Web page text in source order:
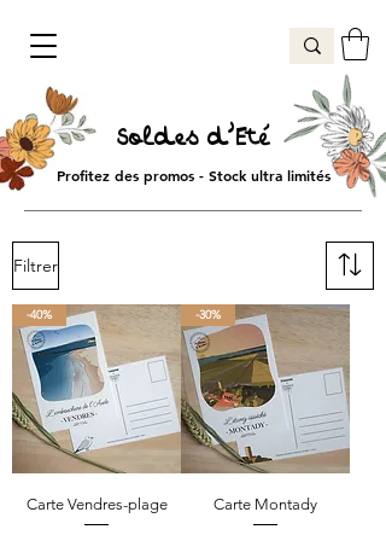
Soldes d'Eté
Profitez des promos - Stock ultra limités
Filtrer
-40%
Carte Vendres-plage
-30%
Carte Montady